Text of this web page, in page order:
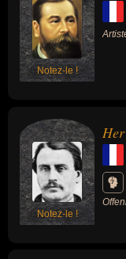
Notez-le !
Notez-le !
ou